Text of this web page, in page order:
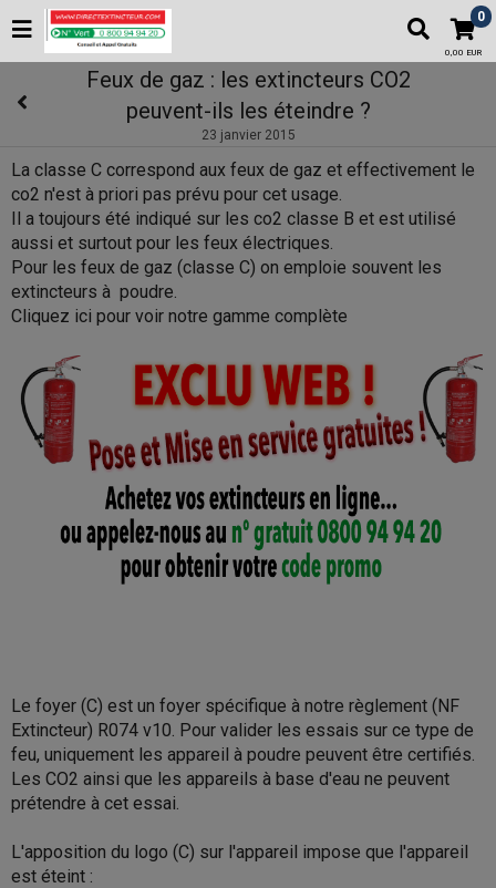
0
0,00 EUR
Feux de gaz : les extincteurs CO2
peuvent-ils les éteindre ?
23 janvier 2015
La classe C correspond aux feux de gaz et effectivement le
co2 n'est à priori pas prévu pour cet usage.
Il a toujours été indiqué sur les co2 classe B et est utilisé
aussi et surtout pour les feux électriques.
Pour les feux de gaz (classe C) on emploie souvent les
extincteurs à poudre.
Cliquez ici pour voir notre gamme complète
Le foyer (C) est un foyer spécifique à notre règlement (NF
Extincteur) R074 v10. Pour valider les essais sur ce type de
feu, uniquement les appareil à poudre peuvent être certifiés.
Les CO2 ainsi que les appareils à base d'eau ne peuvent
prétendre à cet essai.
L'apposition du logo (C) sur l'appareil impose que l'appareil
est éteint :